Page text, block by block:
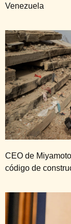
Venezuela
CEO de
código de